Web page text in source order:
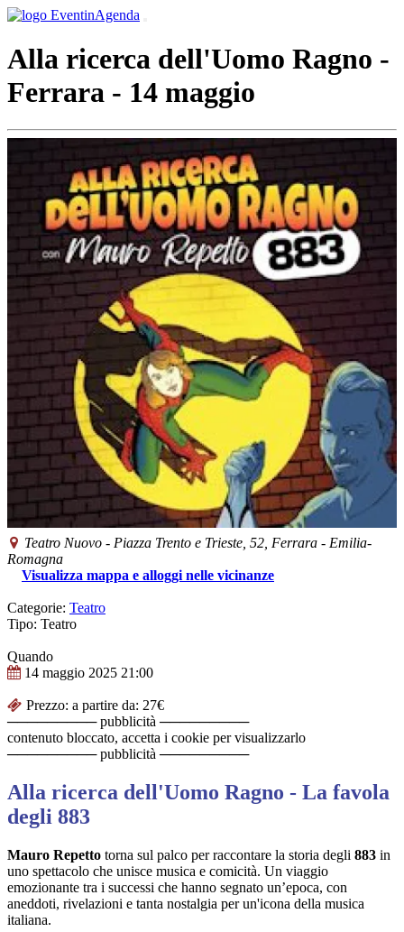
Alla ricerca dell'Uomo Ragno -
Ferrara - 14 maggio
Teatro Nuovo - Piazza Trento e Trieste, 52, Ferrara - Emilia-
Romagna
Visualizza mappa e alloggi nelle vicinanze
Categorie: Teatro
Tipo: Teatro
Quando
14 maggio 2025 21:00
Prezzo: a partire da: 27€
───────── pubblicità ─────────
contenuto bloccato, accetta i cookie per visualizzarlo
───────── pubblicità ─────────
Alla ricerca dell'Uomo Ragno - La favola
degli 883
Mauro Repetto torna sul palco per raccontare la storia degli 883 in
uno spettacolo che unisce musica e comicità. Un viaggio
emozionante tra i successi che hanno segnato un’epoca, con
aneddoti, rivelazioni e tanta nostalgia per un'icona della musica
italiana.